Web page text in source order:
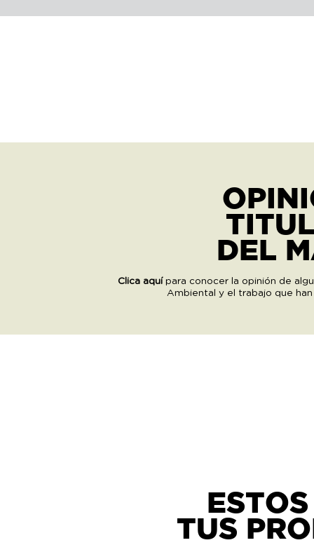
DEL
Clica aquípara conocer la opinión de
Ambiental y el trabajo que
TUS